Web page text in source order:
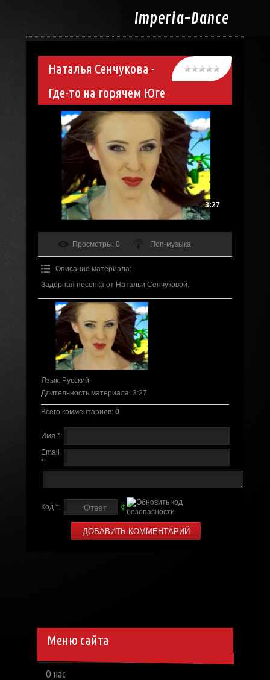
Imperia-Dance
Наталья Сенчукова -
Где-то на горячем Юге
3:27
Просмотры: 0 Поп-музыка
Описание материала:
Задорная песенка от Натальи Сенчуковой.
Язык: Русский
Длительность материала: 3:27
Всего комментариев: 0
Имя *:
Email
*:
Код *:
Меню сайта
О нас